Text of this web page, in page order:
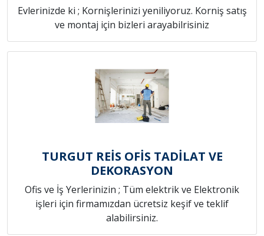
Evlerinizde ki ; Kornişlerinizi yeniliyoruz. Korniş satış
ve montaj için bizleri arayabilrisiniz
TURGUT REİS OFİS TADİLAT VE
DEKORASYON
Ofis ve İş Yerlerinizin ; Tüm elektrik ve Elektronik
işleri için firmamızdan ücretsiz keşif ve teklif
alabilirsiniz.